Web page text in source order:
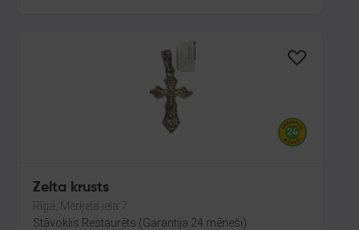
Zelta krusts
Rīga, Merķeļa iela 7
Stāvoklis Restaurēts (Garantija 24 mēneši)